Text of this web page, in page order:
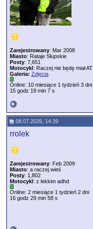
Zarejestrowany: Mar 2008
Miasto: Rataje Słupskie
Posty: 7,651
Motocykl: Raczej nie będę miał AT
Galeria: Zdjęcia
Online: 10 miesiące 1 tydzień 3 dni
15 godz 19 min 7 s
08.07.2026, 14:39
rrolek
Zarejestrowany: Feb 2009
Miasto: a raczej wieś
Posty: 1,802
Motocykl: z lekkim adhd
Online: 2 miesiące 1 tydzień 2 dni
16 godz 29 min 58 s